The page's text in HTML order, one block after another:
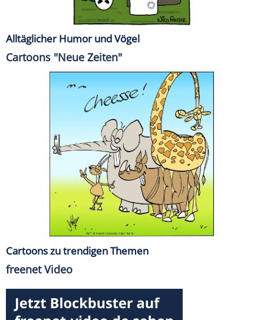
Alltäglicher Humor und Vögel
Cartoons "Neue Zeiten"
Cartoons zu trendigen Themen
freenet Video